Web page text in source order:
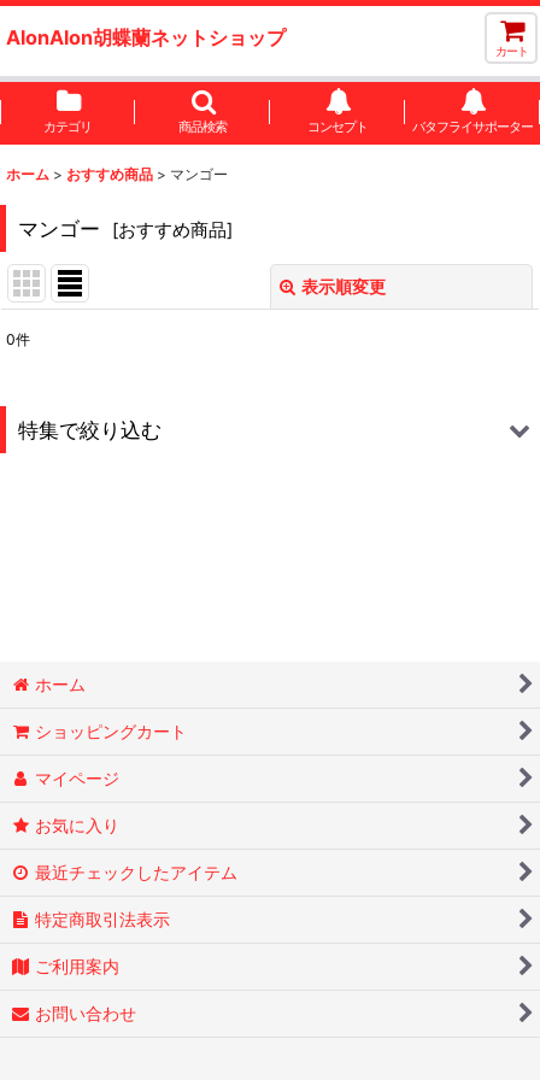
AlonAlon胡蝶蘭ネットショップ
カート
カテゴリ 商品検索 コンセプト バタフライサポーター
ホーム > おすすめ商品 > マンゴー
マンゴー [おすすめ商品]
表示順変更
並び順:
0件
特集で絞り込む
ホーム
ショッピングカート
マイページ
お気に入り
最近チェックしたアイテム
特定商取引法表示
ご利用案内
お問い合わせ